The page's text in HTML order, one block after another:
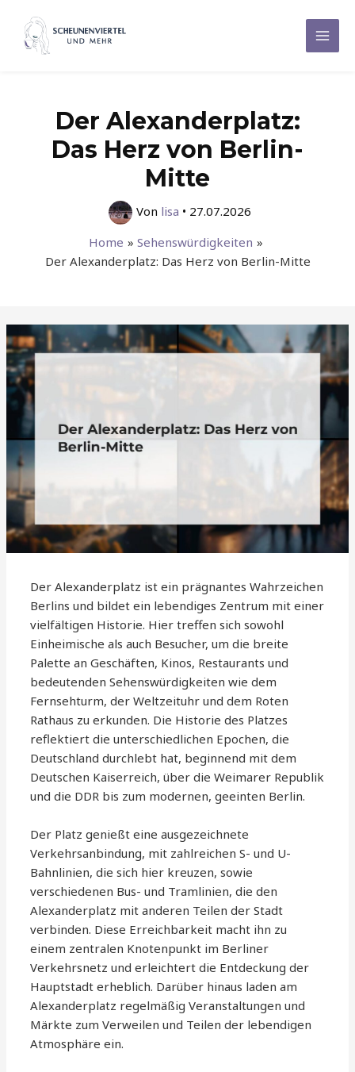
Inhalt
springen
Main
Der Alexanderplatz:
Das Herz von Berlin-
Mitte
Von lisa • 27.07.2026
Home
Sehenswürdigkeiten
Der Alexanderplatz: Das Herz von Berlin-Mitte
Der Alexanderplatz ist ein prägnantes Wahrzeichen
Berlins und bildet ein lebendiges Zentrum mit einer
vielfältigen Historie. Hier treffen sich sowohl
Einheimische als auch Besucher, um die breite
Palette an Geschäften, Kinos, Restaurants und
bedeutenden Sehenswürdigkeiten wie dem
Fernsehturm, der Weltzeituhr und dem Roten
Rathaus zu erkunden. Die Historie des Platzes
reflektiert die unterschiedlichen Epochen, die
Deutschland durchlebt hat, beginnend mit dem
Deutschen Kaiserreich, über die Weimarer Republik
und die DDR bis zum modernen, geeinten Berlin.
Der Platz genießt eine ausgezeichnete
Verkehrsanbindung, mit zahlreichen S- und U-
Bahnlinien, die sich hier kreuzen, sowie
verschiedenen Bus- und Tramlinien, die den
Alexanderplatz mit anderen Teilen der Stadt
verbinden. Diese Erreichbarkeit macht ihn zu
einem zentralen Knotenpunkt im Berliner
Verkehrsnetz und erleichtert die Entdeckung der
Hauptstadt erheblich. Darüber hinaus laden am
Alexanderplatz regelmäßig Veranstaltungen und
Märkte zum Verweilen und Teilen der lebendigen
Atmosphäre ein.